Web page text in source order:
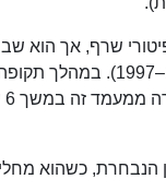
אירופה של 1987 (מקום 11)
כעבור 4 שנים לקדנציה
מאמן הנבחרת, כשהוא